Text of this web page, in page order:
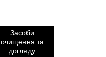
Засоби
очищення та
догляду